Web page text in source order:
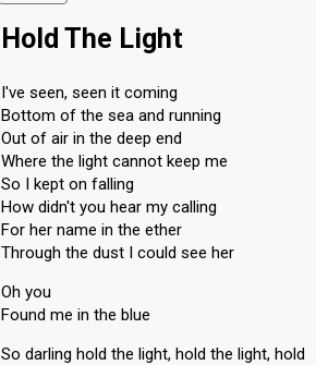
Hold The Light
I've seen, seen it coming
Bottom of the sea and running
Out of air in the deep end
Where the light cannot keep me
So I kept on falling
How didn't you hear my calling
For her name in the ether
Through the dust I could see her
Oh you
Found me in the blue
So darling hold the light, hold the light, hold